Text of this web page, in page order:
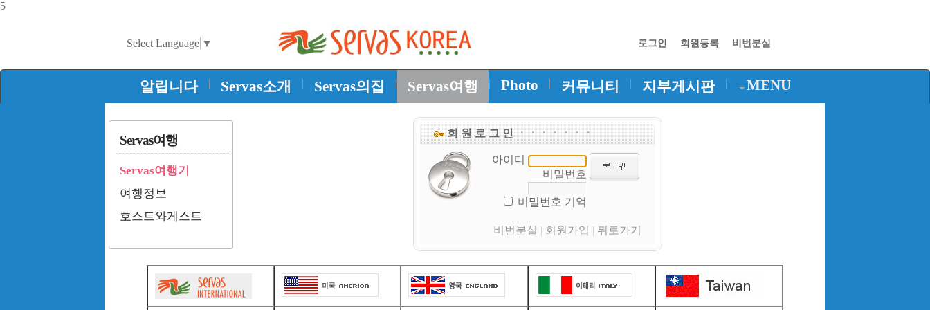
5
Select Language ▼ 로그인 회원등록 비번분실
알립니다 | Servas소개 | Servas의집 | Servas여행 | Photo | 커뮤니티 | 지부게시판 | MENU
Servas여행
Servas여행기
여행정보
호스트와게스트
회 원 로 그 인ㆍㆍㆍㆍㆍㆍㆍ
아이디
비밀번호
비밀번호 기억
비번분실 | 회원가입 | 뒤로가기